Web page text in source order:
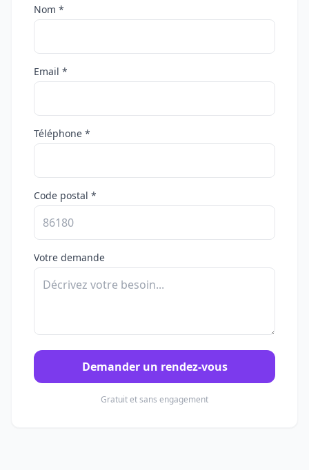
Nom *
Email *
Téléphone *
Code postal *
Votre demande
Demander un rendez-vous
Gratuit et sans engagement